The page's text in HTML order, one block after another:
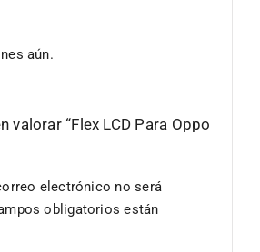
aún.
valorar “Flex LCD Para Oppo
electrónico no será
obligatorios están